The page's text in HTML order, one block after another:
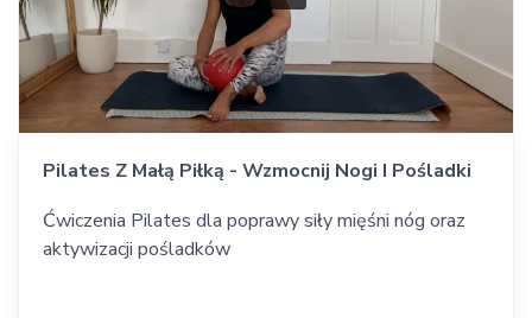
Pilates Z Małą Piłką - Wzmocnij Nogi I Pośladki
Ćwiczenia Pilates dla poprawy siły mięśni nóg oraz
aktywizacji pośladków